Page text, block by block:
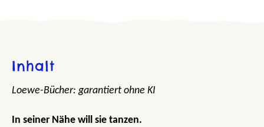
Inhalt
Loewe-Bücher: garantiert ohne KI
In seiner Nähe will sie tanzen.